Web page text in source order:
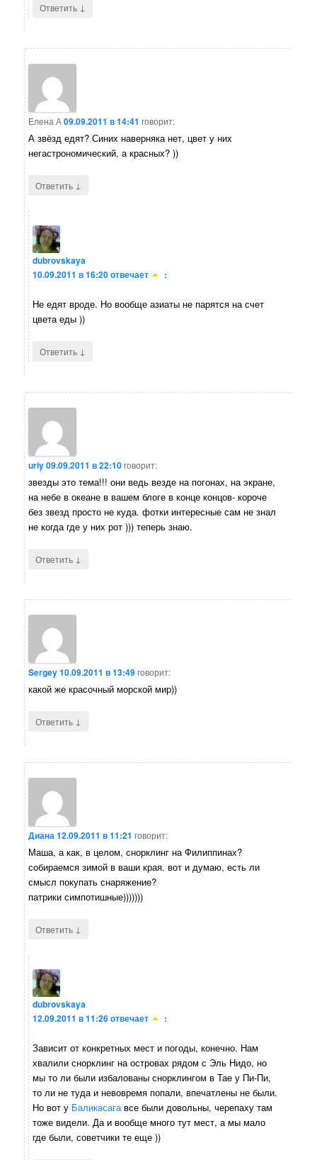
Ответить ↓
Елена А09.09.2011 в 14:41 говорит:
А звёзд едят? Синих наверняка нет, цвет у них
негастрономический, а красных? ))
Ответить ↓
dubrovskaya
10.09.2011 в 16:20отвечает :
Не едят вроде. Но вообще азиаты не парятся на счет
цвета еды ))
Ответить ↓
uriy09.09.2011 в 22:10говорит:
звезды это тема!!! они ведь везде на погонах, на экране,
на небе в океане в вашем блоге в конце концов- короче
без звезд просто не куда. фотки интересные сам не знал
не когда где у них рот ))) теперь знаю.
Ответить ↓
Sergey10.09.2011 в 13:49говорит:
какой же красочный морской мир))
Ответить ↓
Диана12.09.2011 в 11:21 говорит:
Маша, а как, в целом, снорклинг на Филиппинах?
собираемся зимой в ваши края. вот и думаю, есть ли
смысл покупать снаряжение?
патрики симпотишные)))))))
Ответить ↓
dubrovskaya
12.09.2011 в 11:26отвечает :
Зависит от конкретных мест и погоды, конечно. Нам
хвалили снорклинг на островах рядом с Эль Нидо, но
мы то ли были избалованы снорклингом в Тае у Пи-Пи,
то ли не туда и невовремя попали, впечатлены не были.
Но вот у Баликасагавсе были довольны, черепаху там
тоже видели. Да и вообще много тут мест, а мы мало
где были, советчики те еще ))